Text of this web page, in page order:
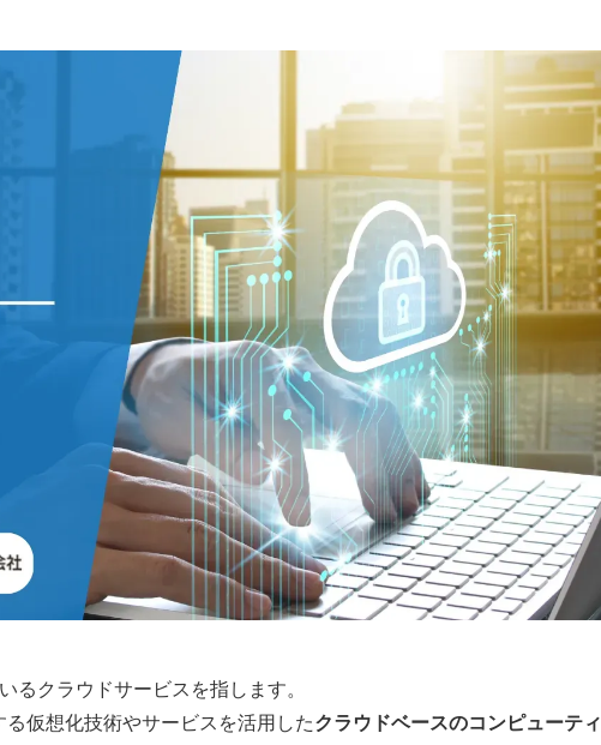
るクラウドサービスを指します。
仮想化技術やサービスを活用したクラウドベースのコンピューテ